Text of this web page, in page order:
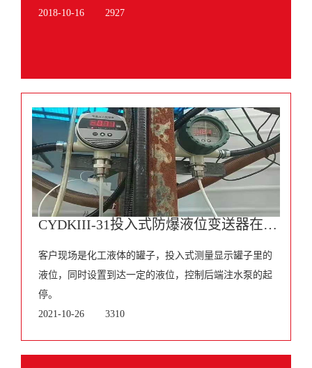
2018-10-16
2927
CYDKIII-31投入式防爆液位变送器在化工液体中的应用
客户现场是化工液体的罐子，投入式测量显示罐子里的
液位，同时设置到达一定的液位，控制后端注水泵的起
停。
2021-10-26
3310